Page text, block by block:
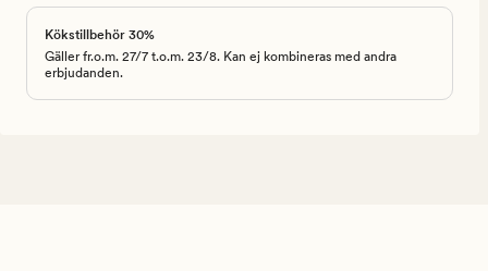
Kökstillbehör 30%
Gäller fr.o.m. 27/7 t.o.m. 23/8. Kan ej kombineras med andra
erbjudanden.